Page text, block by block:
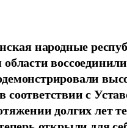
народные
соответствии с
долгих лет